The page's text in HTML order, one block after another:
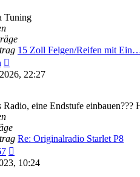
Tuning
15 Zoll Felgen/Reifen mit
Beitrag
22:27
Radio, eine Endstufe
Re: Originalradio Starlet P8
Beitrag
10:24